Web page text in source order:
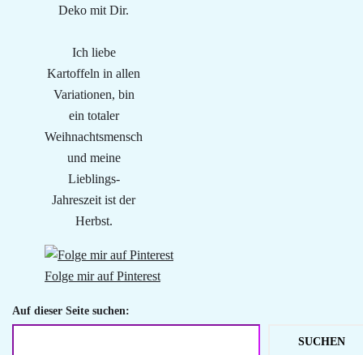
Deko mit Dir.
Ich liebe
Kartoffeln in allen
Variationen, bin
ein totaler
Weihnachtsmensch
und meine
Lieblings-
Jahreszeit ist der
Herbst.
Folge mir auf Pinterest
Auf dieser Seite suchen:
SUCHEN